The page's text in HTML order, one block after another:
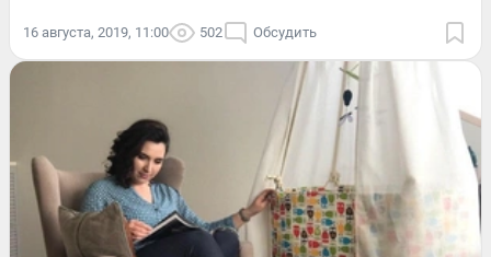
16 августа, 2019, 11:00 502 Обсудить